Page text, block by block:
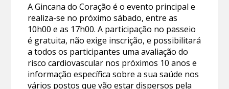
A Gincana do Coração é o evento principal e
realiza-se no próximo sábado, entre as
10h00 e as 17h00. A participação no passeio
é gratuita, não exige inscrição, e possibilitará
a todos os participantes uma avaliação do
risco cardiovascular nos próximos 10 anos e
informação específica sobre a sua saúde nos
vários postos que vão estar dispersos pela